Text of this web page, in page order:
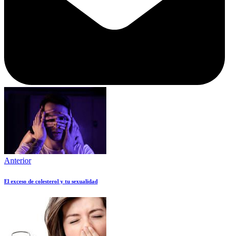
Anterior
El exceso de colesterol y tu sexualidad